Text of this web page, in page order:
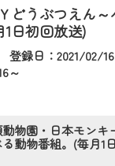
どうぶつえん
1日初回放送)
登録日：2021/02/
～
物園・日本モンキ
動物番組。(毎月1
より、お住ま
が一目瞭然。
Ｃブラウザか
外出先でも！
エリア20市町の
だけます！